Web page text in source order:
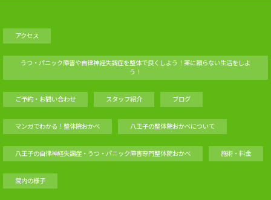
アクセス
うつ・パニック障害や自律神経失調症を整体で良くしよう！薬に頼らない生活をしよ
う！
ご予約・お問い合わせ スタッフ紹介 ブログ
マンガでわかる！整体院おかべ 八王子の整体院おかべについて
八王子の自律神経失調症・うつ・パニック障害専門整体院おかべ 施術・料金
院内の様子